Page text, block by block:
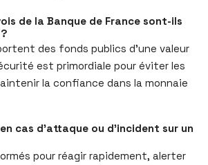
de la Banque de France sont-ils
des fonds publics d’une valeur
est primordiale pour éviter les
la confiance dans la monnaie
cas d’attaque ou d’incident sur un
pour réagir rapidement, alerter